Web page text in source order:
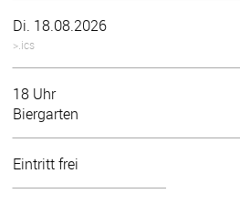
Di. 18.08.2026
>.ics
18 Uhr
Biergarten
Eintritt frei